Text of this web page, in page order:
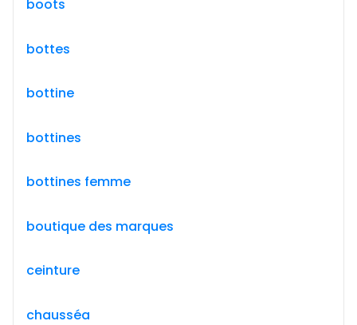
boots
bottes
bottine
bottines
bottines femme
boutique des marques
ceinture
chausséa